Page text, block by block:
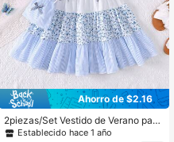
Ahorro de $2.16
2piezas/Set Vestido de Verano para
Niñas con Rayas, Patchwork, Volan
Establecido hace 1 año